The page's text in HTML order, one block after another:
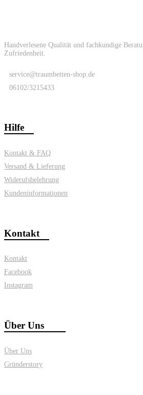
Handverlesene Qualität und fachkundige
Zufriedenheit.
service@traumbetten-shop.de
06102/3215433
Hilfe
Kontakt & FAQ
Versand & Lieferung
Widerufsbelehrung
Kundeninformationen
Kontakt
Kontakt
Facebook
Instagram
Über Uns
Über Uns
Gründerstory